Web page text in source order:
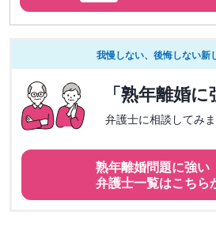
我慢しない、後悔しない新
「熟年離婚に
弁護士に相談してみ
熟年離婚問題に強い
弁護士一覧はこちら